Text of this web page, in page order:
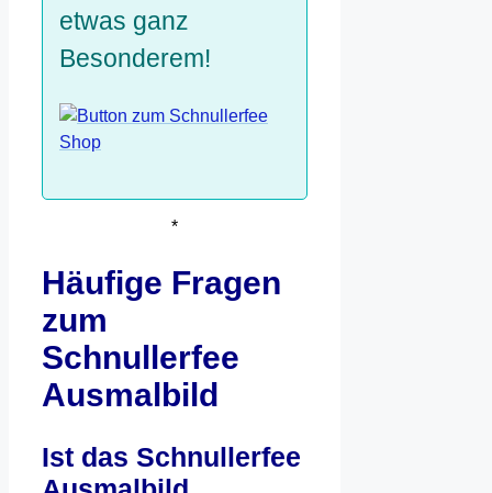
etwas ganz
Besonderem!
*
Häufige Fragen
zum
Schnullerfee
Ausmalbild
Ist das Schnullerfee